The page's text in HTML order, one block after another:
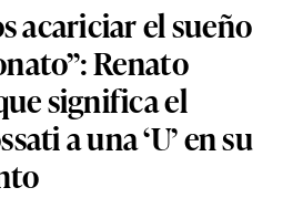
acariciar el sueño
Renato
significa el
a una ‘U’ en su